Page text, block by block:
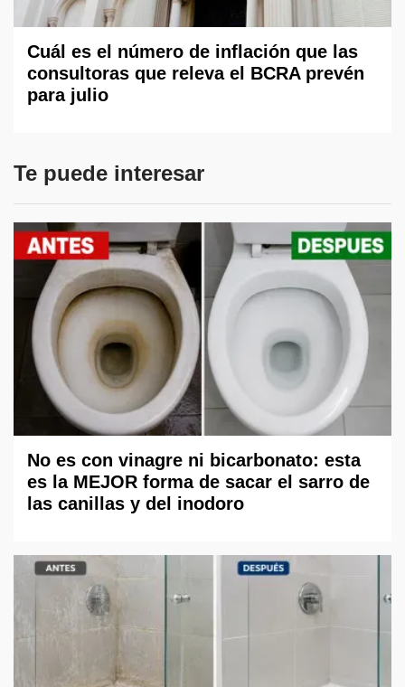
Cuál es el número de inflación que las
consultoras que releva el BCRA prevén
para julio
Te puede interesar
No es con vinagre ni bicarbonato: esta
es la MEJOR forma de sacar el sarro de
las canillas y del inodoro